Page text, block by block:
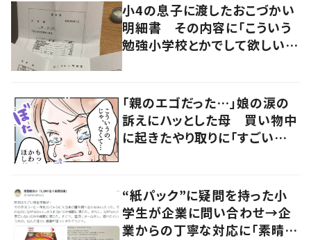
小4の息子に渡したおこづかい
明細書 その内容に「こういう
勉強小学校とかでして欲しい」
「親のエゴだった…」娘の涙の
訴えにハッとした母 買い物中
に起きたやり取りに「すごい分
“紙パック”に疑問を持った小
学生が企業に問い合わせ→企
業からの丁寧な対応に「素晴ら